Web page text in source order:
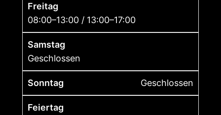
Freitag
08:00–13:00 / 13:00–17:00
Samstag
Geschlossen
Sonntag Geschlossen
Feiertag